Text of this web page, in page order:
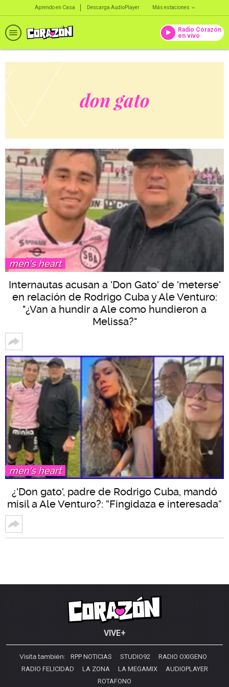
Aprendo en Casa Descarga AudioPlayer Más estaciones
Radio Corazón
en vivo
don gato
men's heart
Internautas acusan a 'Don Gato' de 'meterse'
en relación de Rodrigo Cuba y Ale Venturo:
"¿Van a hundir a Ale como hundieron a
Melissa?"
men's heart
¿'Don gato', padre de Rodrigo Cuba, mandó
misil a Ale Venturo?: “Fingidaza e interesada”
VIVE+
Visita también: RPP NOTICIAS STUDIO92
RADIO OXIGENO
RADIO FELICIDAD
LA ZONA LA MEGAMIX
AUDIOPLAYER
ROTAFONO